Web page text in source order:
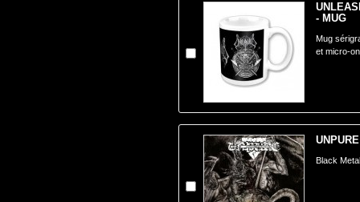
- MUG
Mug
et micro-
Black Metal